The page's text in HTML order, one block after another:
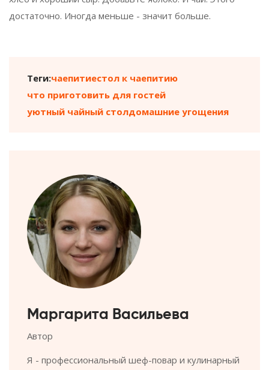
достаточно. Иногда меньше - значит больше.
Теги:чаепитиестол к чаепитию
что приготовить для гостей
уютный чайный столдомашние угощения
Маргарита Васильева
Автор
Я - профессиональный шеф-повар и кулинарный